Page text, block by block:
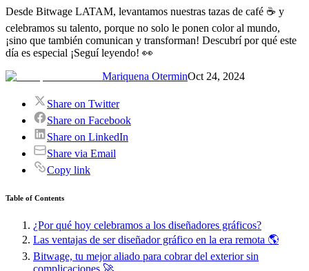
Desde Bitwage LATAM, levantamos nuestras tazas de café ☕ y
celebramos su talento, porque no solo le ponen color al mundo,
¡sino que también comunican y transforman! Descubrí por qué este
día es especial ¡Seguí leyendo! 👀
Mariquena OterminOct 24, 2024
Share on Twitter
Share on Facebook
Share on LinkedIn
Share via Email
Copy link
Table of Contents
¿Por qué hoy celebramos a los diseñadores gráficos?
Las ventajas de ser diseñador gráfico en la era remota 🌎
Bitwage, tu mejor aliado para cobrar del exterior sin
complicaciones 🚀